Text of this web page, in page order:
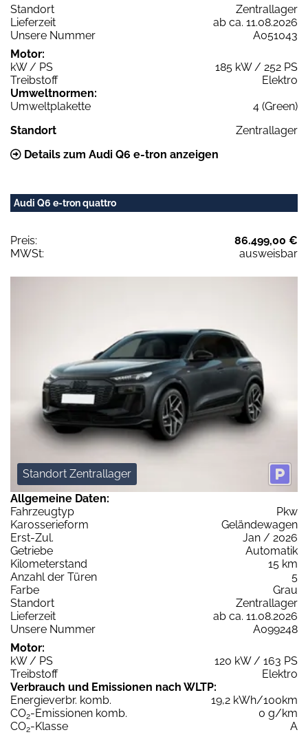
Standort
Zentrallager
Lieferzeit
ab ca. 11.08.2026
Unsere Nummer
A051043
Motor:
kW / PS
185 kW / 252 PS
Treibstoff
Elektro
Umweltnormen:
Umweltplakette
4 (Green)
Standort
Zentrallager
Details zum Audi Q6 e-tron anzeigen
Audi Q6 e-tron quattro
Preis:
86.499,00 €
MWSt:
ausweisbar
Standort Zentrallager
Allgemeine Daten:
Fahrzeugtyp
Pkw
Karosserieform
Geländewagen
Erst-Zul.
Jan / 2026
Getriebe
Automatik
Kilometerstand
15 km
Anzahl der Türen
5
Farbe
Grau
Standort
Zentrallager
Lieferzeit
ab ca. 11.08.2026
Unsere Nummer
A099248
Motor:
kW / PS
120 kW / 163 PS
Treibstoff
Elektro
Verbrauch und Emissionen nach WLTP:
Energieverbr. komb.
19,2 kWh/100km
CO2-Emissionen komb.
0 g/km
CO2-Klasse
A